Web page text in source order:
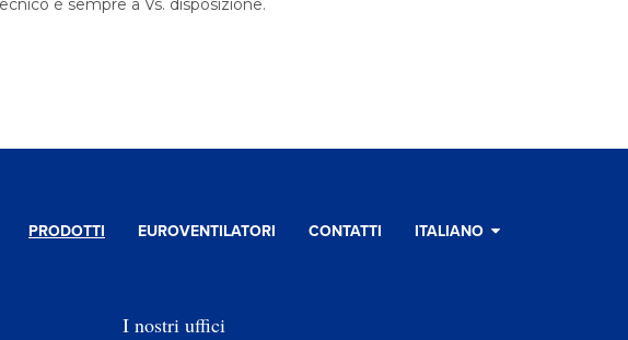
è sempre a Vs. disposizione.
PRODOTTI EUROVENTILATORI CONTATTI ITALIANO
I nostri uffici